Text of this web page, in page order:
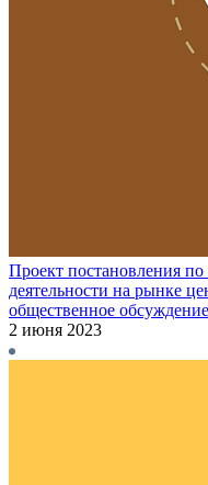
Проект постановления
деятельности на рынке
общественное
2 июня 2023